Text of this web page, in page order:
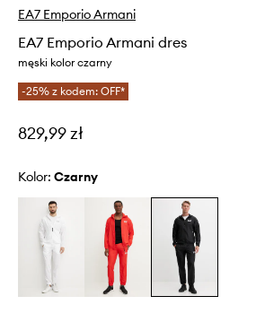
EA7 Emporio Armani
EA7 Emporio Armani dres
męski kolor czarny
-25% z kodem: OFF*
829,99 zł
Kolor: czarny